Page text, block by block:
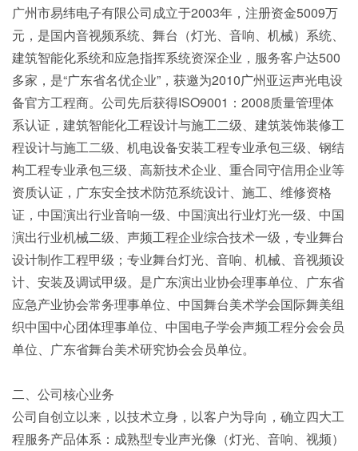
广州市易纬电子有限公司成立于2003年，注册资金5009万
元，是国内音视频系统、舞台（灯光、音响、机械）系统、
建筑智能化系统和应急指挥系统资深企业，服务客户达500
多家，是“广东省名优企业”，获邀为2010广州亚运声光电设
备官方工程商。公司先后获得ISO9001：2008质量管理体
系认证，建筑智能化工程设计与施工二级、建筑装饰装修工
程设计与施工二级、机电设备安装工程专业承包三级、钢结
构工程专业承包三级、高新技术企业、重合同守信用企业等
资质认证，广东安全技术防范系统设计、施工、维修资格
证，中国演出行业音响一级、中国演出行业灯光一级、中国
演出行业机械二级、声频工程企业综合技术一级，专业舞台
设计制作工程甲级；专业舞台灯光、音响、机械、音视频设
计、安装及调试甲级。是广东演出业协会理事单位、广东省
应急产业协会常务理事单位、中国舞台美术学会国际舞美组
织中国中心团体理事单位、中国电子学会声频工程分会会员
单位、广东省舞台美术研究协会会员单位。
二、公司核心业务
公司自创立以来，以技术立身，以客户为导向，确立四大工
程服务产品体系：成熟型专业声光像（灯光、音响、视频）